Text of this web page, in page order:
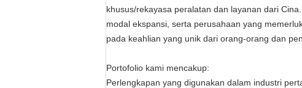
khusus/rekayasa peralatan dan layanan dari
modal ekspansi, serta perusahaan yang
pada keahlian yang unik dari orang-orang dan
Portofolio kami mencakup:
Perlengkapan yang digunakan dalam industri